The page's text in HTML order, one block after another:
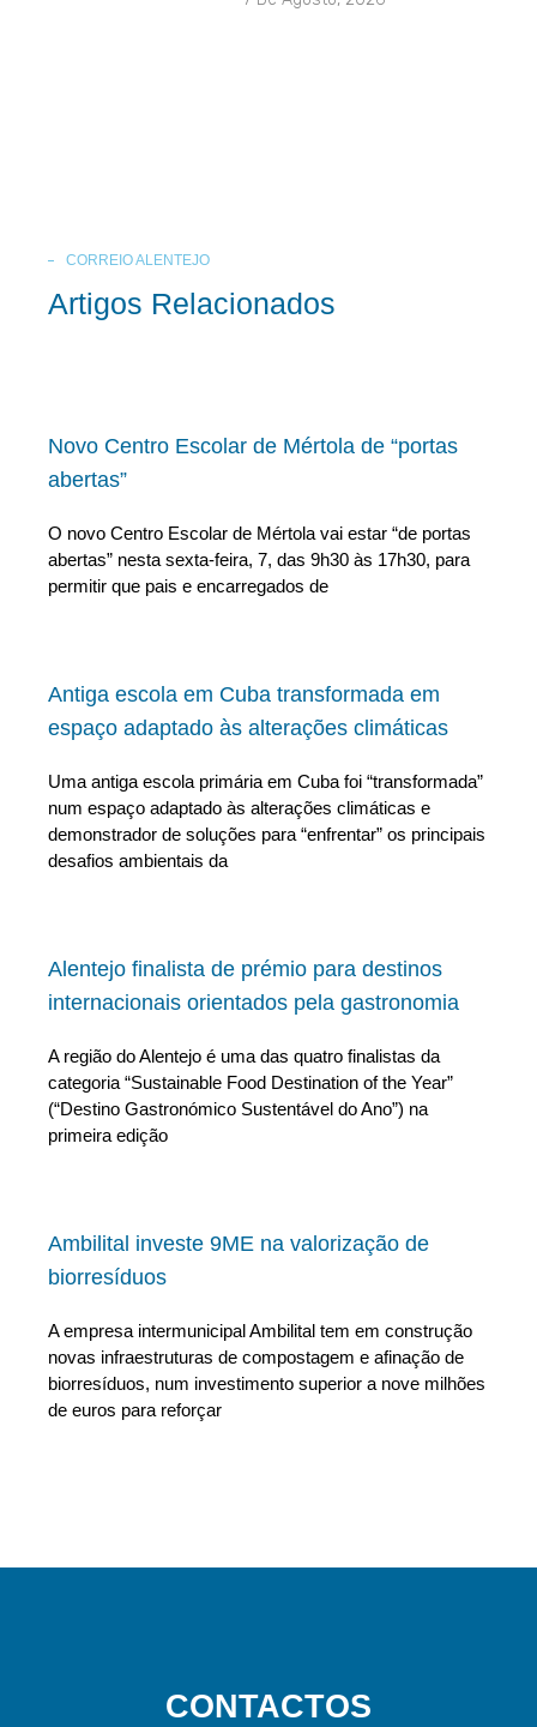
CORREIO ALENTEJO
Artigos Relacionados
Novo Centro Escolar de Mértola de “portas
abertas”
O novo Centro Escolar de Mértola vai estar “de portas
abertas” nesta sexta-feira, 7, das 9h30 às 17h30, para
permitir que pais e encarregados de
Antiga escola em Cuba transformada em
espaço adaptado às alterações climáticas
Uma antiga escola primária em Cuba foi “transformada”
num espaço adaptado às alterações climáticas e
demonstrador de soluções para “enfrentar” os principais
desafios ambientais da
Alentejo finalista de prémio para destinos
internacionais orientados pela gastronomia
A região do Alentejo é uma das quatro finalistas da
categoria “Sustainable Food Destination of the Year”
(“Destino Gastronómico Sustentável do Ano”) na
primeira edição
Ambilital investe 9ME na valorização de
biorresíduos
A empresa intermunicipal Ambilital tem em construção
novas infraestruturas de compostagem e afinação de
biorresíduos, num investimento superior a nove milhões
de euros para reforçar
CONTACTOS